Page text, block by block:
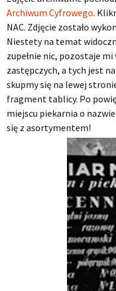
Archiwum Cyfrowego.
NAC. Zdjęcie zostało
Niestety na temat
zupełnie nic, pozostaje
zastępczych, a tych jest
skupmy się na lewej
fragment tablicy. Po
miejscu piekarnia o
się z asortymentem!